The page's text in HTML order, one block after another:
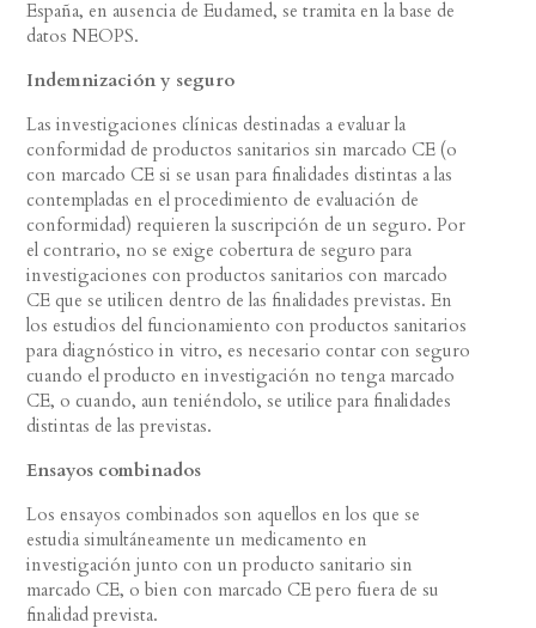
España, en ausencia de Eudamed, se tramita en la base de
datos NEOPS.
Indemnización y seguro
Las investigaciones clínicas destinadas a evaluar la
conformidad de productos sanitarios sin marcado CE (o
con marcado CE si se usan para finalidades distintas a las
contempladas en el procedimiento de evaluación de
conformidad) requieren la suscripción de un seguro. Por
el contrario, no se exige cobertura de seguro para
investigaciones con productos sanitarios con marcado
CE que se utilicen dentro de las finalidades previstas. En
los estudios del funcionamiento con productos sanitarios
para diagnóstico in vitro, es necesario contar con seguro
cuando el producto en investigación no tenga marcado
CE, o cuando, aun teniéndolo, se utilice para finalidades
distintas de las previstas.
Ensayos combinados
Los ensayos combinados son aquellos en los que se
estudia simultáneamente un medicamento en
investigación junto con un producto sanitario sin
marcado CE, o bien con marcado CE pero fuera de su
finalidad prevista.